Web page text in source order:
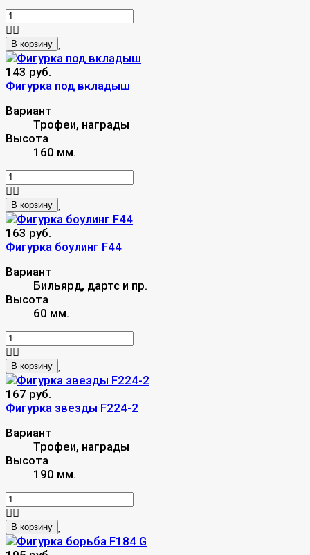
В корзину
143 руб.
Фигурка под вкладыш
Вариант
Трофеи, награды
Высота
160 мм.
В корзину
163 руб.
Фигурка боулинг F44
Вариант
Бильярд, дартс и пр.
Высота
60 мм.
В корзину
167 руб.
Фигурка звезды F224-2
Вариант
Трофеи, награды
Высота
190 мм.
В корзину